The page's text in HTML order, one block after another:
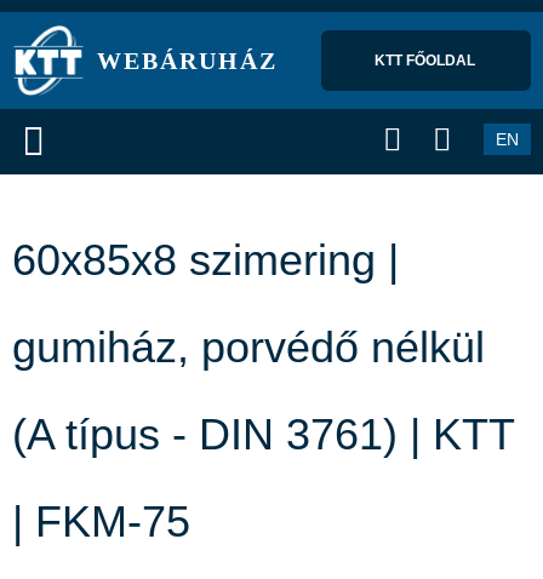
WEBÁRUHÁZ KTT FŐOLDAL
EN
60x85x8 szimering |
gumiház, porvédő nélkül
(A típus - DIN 3761) | KTT
| FKM-75